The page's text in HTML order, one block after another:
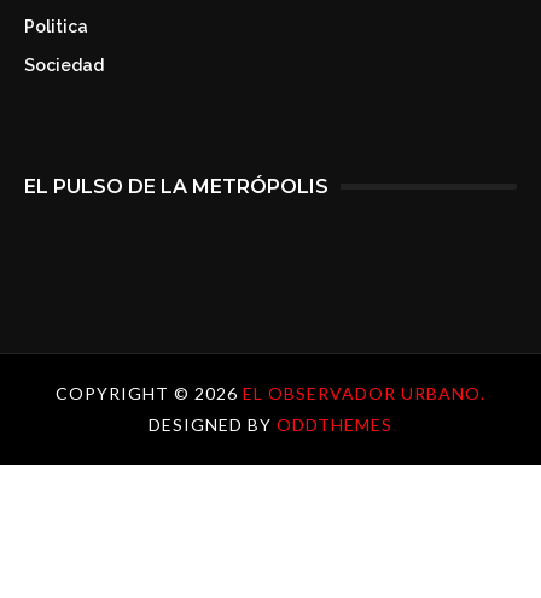
Politica
Sociedad
EL PULSO DE LA METRÓPOLIS
COPYRIGHT © 2026 EL OBSERVADOR URBANO.
DESIGNED BY ODDTHEMES